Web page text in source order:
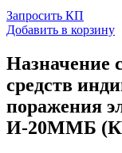
Запросить КП
Добавить в корзину
Назначение
средств
поражения
И-20ММБ